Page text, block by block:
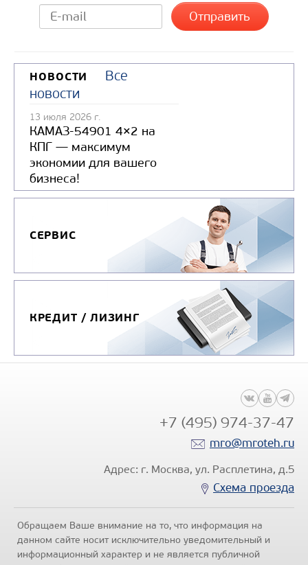
НОВОСТИ
Все
новости
13 июля 2026 г.
КАМАЗ-54901 4×2 на
КПГ — максимум
экономии для вашего
бизнеса!
СЕРВИС
КРЕДИТ / ЛИЗИНГ
+7 (495) 974-37-47
mro@mroteh.ru
Адрес: г. Москва, ул. Расплетина, д.5
Схема проезда
Обращаем Ваше внимание на то, что информация на
данном сайте носит исключительно уведомительный и
информационный характер и не является публичной